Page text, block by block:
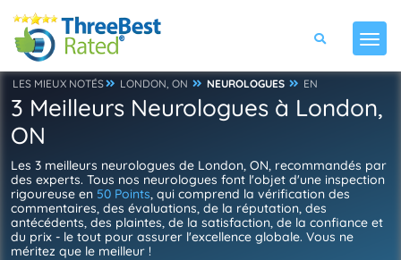
LES MIEUX NOTÉS LONDON, ON NEUROLOGUES EN
3 Meilleurs Neurologues à London,
ON
Les 3 meilleurs neurologues de London, ON, recommandés par
des experts. Tous nos neurologues font l'objet d'une inspection
rigoureuse en 50 Points, qui comprend la vérification des
commentaires, des évaluations, de la réputation, des
antécédents, des plaintes, de la satisfaction, de la confiance et
du prix - le tout pour assurer l'excellence globale. Vous ne
méritez que le meilleur !